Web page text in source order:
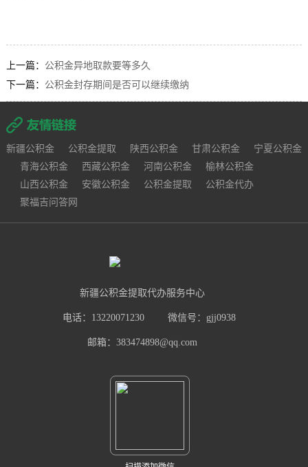
上一篇： 公积金异地取款要等多久
下一篇： 公积金封存期间是否可以继续缴纳
新疆公积金 公积金提取 陕西公积金 甘肃公积金
宁夏公积金
青海公积金
西藏公积金 河南公积金
榆林公积金
山西公积金
安徽公积金 公积金提取
公积金代办
聚福吉问答网
新疆公积金提取代办服务中心
电话：13220071230 微信号：gjj0938
邮箱：383474898@qq.com